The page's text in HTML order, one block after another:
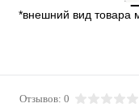
*внешний вид товара
Отзывов: 0